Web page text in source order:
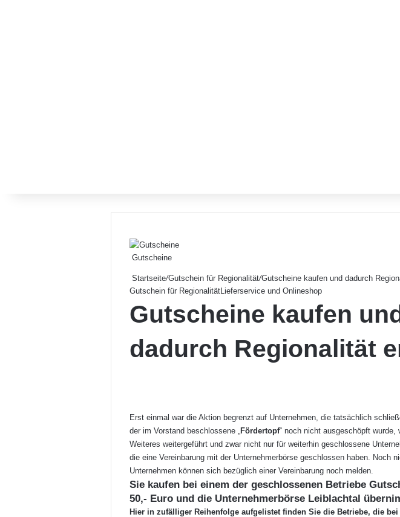
Gutscheine
Startseite/Gutschein für Regionalität/Gutscheine kaufen und dadurch
Gutschein für RegionalitätLieferservice und Onlineshop
Gutscheine kaufen
dadurch Regionalität
Erst einmal war die Aktion begrenzt auf Unternehmen, die tatsächlich
der im Vorstand beschlossene „Fördertopf“ noch nicht ausgeschöpft wurde,
Weiteres weitergeführt und zwar nicht nur für weiterhin geschlossene
die eine Vereinbarung mit der Unternehmerbörse geschlossen haben. Noch
Unternehmen können sich bezüglich einer Vereinbarung noch melden.
Sie kaufen bei einem der geschlossenen Betriebe
50,- Euro und die Unternehmerbörse Leiblachtal
Hier in zufälliger Reihenfolge aufgelistet finden Sie die Betriebe, die